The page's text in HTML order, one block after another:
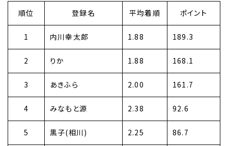
順位 登録名 平均着順 ポイント
1 内川幸太郎 1.88 189.3
2 りか 1.88 168.1
3 あきふら 2.00 161.7
4 みなもと源 2.38 92.6
5 黒子(相川) 2.25 86.7